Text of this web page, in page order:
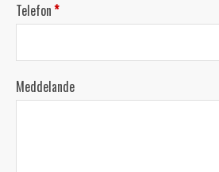
Telefon*
Meddelande